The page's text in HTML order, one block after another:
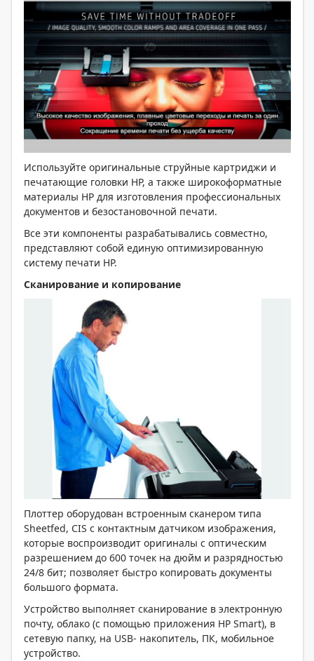
Используйте оригинальные струйные картриджи и
печатающие головки HP, а также широкоформатные
материалы HP для изготовления профессиональных
документов и безостановочной печати.
Все эти компоненты разрабатывались совместно,
представляют собой единую оптимизированную
систему печати HP.
Сканирование и копирование
Плоттер оборудован встроенным сканером типа
Sheetfed, CIS с контактным датчиком изображения,
которые воспроизводит оригиналы с оптическим
разрешением до 600 точек на дюйм и разрядностью
24/8 бит; позволяет быстро копировать документы
большого формата.
Устройство выполняет сканирование в электронную
почту, облако (с помощью приложения HP Smart), в
сетевую папку, на USB- накопитель, ПК, мобильное
устройство.